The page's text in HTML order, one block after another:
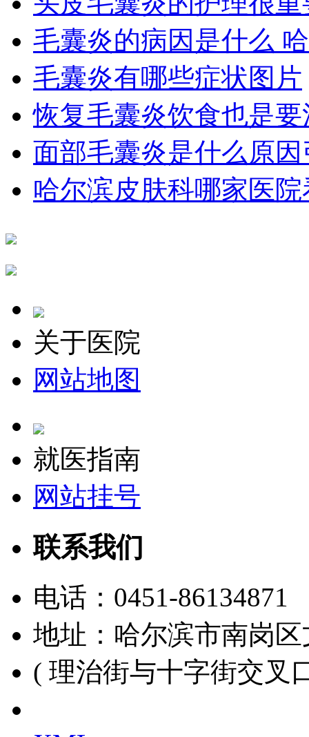
毛囊炎的病因是什么
毛囊炎有哪些症状图片
恢复毛囊炎饮食也是
面部毛囊炎是什么原
哈尔滨皮肤科哪家医
关于医院
网站地图
就医指南
网站挂号
联系我们
电话： 0451-86134871
地址：哈尔滨市南岗
( 理治街与十字街交叉